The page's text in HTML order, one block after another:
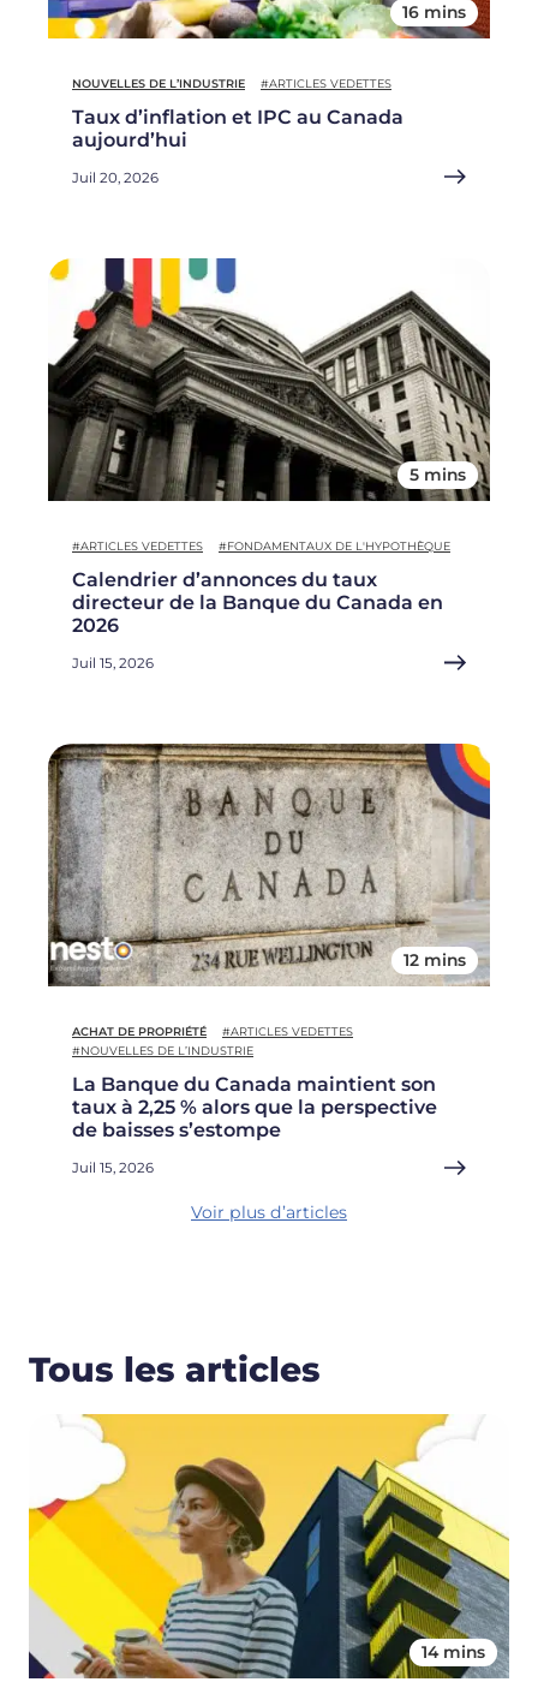
16 mins
NOUVELLES DE L’INDUSTRIE #ARTICLES VEDETTES
Taux d’inflation et IPC au Canada
aujourd’hui
Juil 20, 2026
5 mins
#ARTICLES VEDETTES #FONDAMENTAUX DE L'HYPOTHÈQUE
Calendrier d’annonces du taux
directeur de la Banque du Canada en
2026
Juil 15, 2026
12 mins
ACHAT DE PROPRIÉTÉ
#ARTICLES VEDETTES
#NOUVELLES DE L’INDUSTRIE
La Banque du Canada maintient son
taux à 2,25 % alors que la perspective
de baisses s’estompe
Juil 15, 2026
Voir plus d’articles
Tous les articles
14 mins